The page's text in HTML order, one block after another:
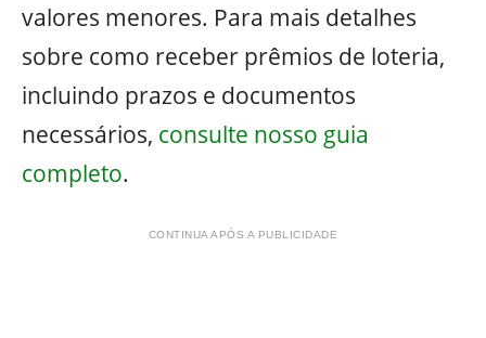
valores menores. Para mais detalhes
sobre como receber prêmios de loteria,
incluindo prazos e documentos
necessários, consulte nosso guia
completo.
CONTINUA APÓS A PUBLICIDADE